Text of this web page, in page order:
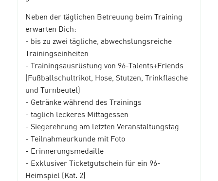
Neben der täglichen Betreuung beim Training
erwarten Dich:
- bis zu zwei tägliche, abwechslungsreiche
Trainingseinheiten
- Trainingsausrüstung von 96-Talents+Friends
(Fußballschultrikot, Hose, Stutzen, Trinkflasche
und Turnbeutel)
- Getränke während des Trainings
- täglich leckeres Mittagessen
- Siegerehrung am letzten Veranstaltungstag
- Teilnahmeurkunde mit Foto
- Erinnerungsmedaille
- Exklusiver Ticketgutschein für ein 96-
Heimspiel (Kat. 2)